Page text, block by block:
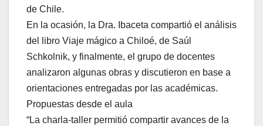
de Chile.
En la ocasión, la Dra. Ibaceta compartió el análisis
del libro Viaje mágico a Chiloé, de Saúl
Schkolnik, y finalmente, el grupo de docentes
analizaron algunas obras y discutieron en base a
orientaciones entregadas por las académicas.
Propuestas desde el aula
“La charla-taller permitió compartir avances de la